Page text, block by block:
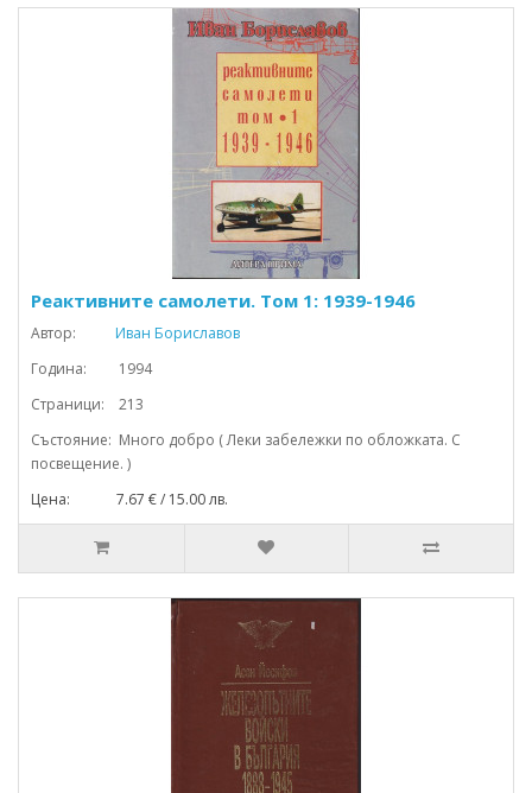
Реактивните самолети. Том 1: 1939-1946
Автор:
Иван Бориславов
Година: 1994
Страници: 213
Състояние: Много добро ( Леки забележки по обложката. С
посвещение. )
Цена: 7.67 € / 15.00 лв.